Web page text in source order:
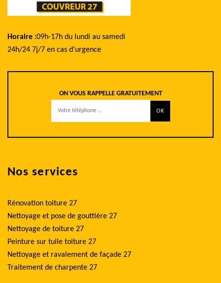
Horaire :09h-17h du lundi au samedi
24h/24 7j/7 en cas d'urgence
ON VOUS RAPPELLE GRATUITEMENT
Nos services
Rénovation toiture 27
Nettoyage et pose de gouttière 27
Nettoyage de toiture 27
Peinture sur tuile toiture 27
Nettoyage et ravalement de façade 27
Traitement de charpente 27